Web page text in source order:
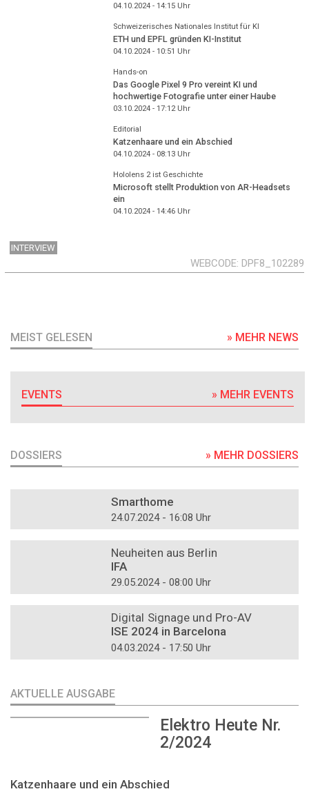
04.10.2024 - 14:15Uhr
Schweizerisches Nationales Institut für KI
ETH und EPFL gründen KI-Institut
04.10.2024 - 10:51 Uhr
Hands-on
Das Google Pixel 9 Pro vereint KI und
hochwertige Fotografie unter einer Haube
03.10.2024 - 17:12Uhr
Editorial
Katzenhaare und ein Abschied
04.10.2024 - 08:13Uhr
Hololens 2 ist Geschichte
Microsoft stellt Produktion von AR-Headsets
ein
04.10.2024 - 14:46Uhr
INTERVIEW
WEBCODE DPF8_102289
MEIST GELESEN » MEHR NEWS
EVENTS » MEHR EVENTS
DOSSIERS » MEHR DOSSIERS
Smarthome
24.07.2024 - 16:08 Uhr
Neuheiten aus Berlin
IFA
29.05.2024 - 08:00 Uhr
Digital Signage und Pro-AV
ISE 2024 in Barcelona
04.03.2024 - 17:50 Uhr
AKTUELLE AUSGABE
Elektro Heute Nr.
2/2024
Katzenhaare und ein Abschied